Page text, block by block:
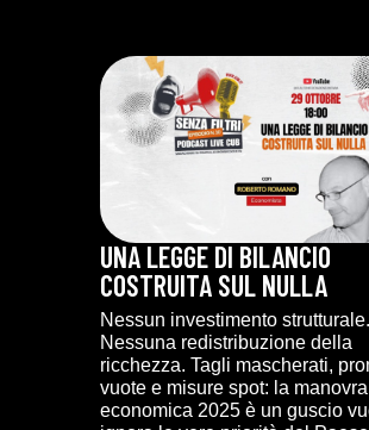
UNA LEGGE DI BILANCIO
COSTRUITA SUL NULLA
Nessun investimento strutturale.
Nessuna redistribuzione della
ricchezza. Tagli mascherati,
vuote e misure spot: la manovra
economica 2025 è un guscio